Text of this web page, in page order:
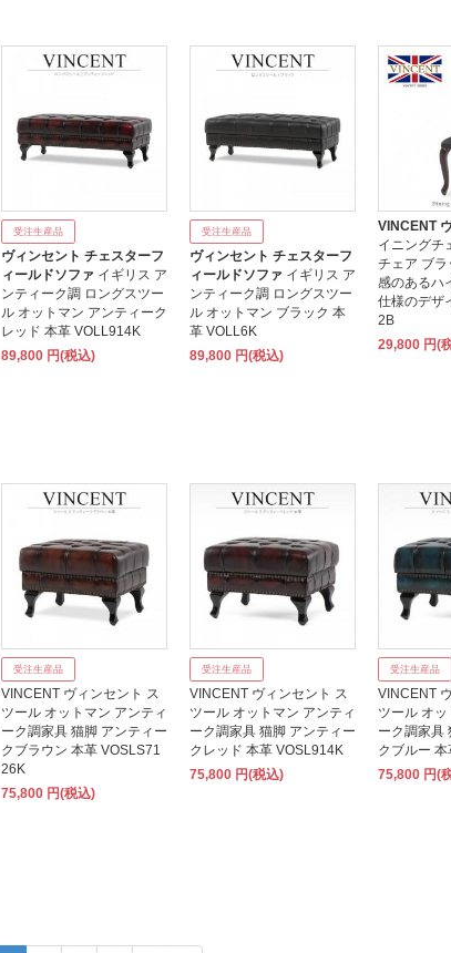
受注生産品
ヴィンセント チェスターフ
ィールドソファ イギリス ア
ンティーク調 ロングスツー
ル オットマン アンティーク
レッド 本革 VOLL914K
89,800 円(税込)
受注生産品
ヴィンセント チェスターフ
ィールドソファ イギリス ア
ンティーク調 ロングスツー
ル オットマン ブラック 本
革 VOLL6K
89,800 円(税込)
VINCENT
イニングチ
チェア ブラ
感のあるハ
仕様のデザ
2B
29,800 円(
受注生産品
VINCENT ヴィンセント ス
ツール オットマン アンティ
ーク調家具 猫脚 アンティー
クブラウン 本革 VOSLS71
26K
75,800 円(税込)
受注生産品
VINCENT ヴィンセント ス
ツール オットマン アンティ
ーク調家具 猫脚 アンティー
クレッド 本革 VOSL914K
75,800 円(税込)
受注生産品
VINCENT
ツール オ
ーク調家具
クブルー
75,800 円(